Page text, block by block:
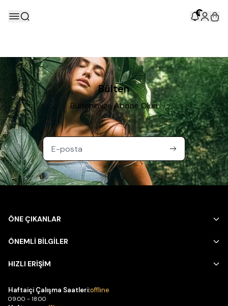
5
Bülten
Bültenimize Abone Olun
ÖNE ÇIKANLAR
ÖNEMLİ BİLGİLER
HIZLI ERİŞİM
Haftaiçi Çalışma Saatleri:offline
09:00 - 18:00